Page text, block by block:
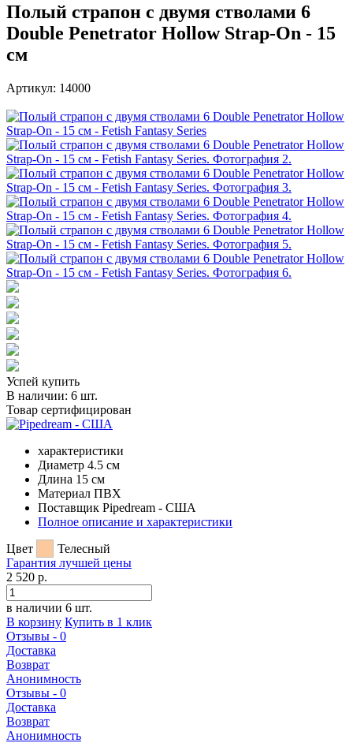
Полый страпон с двумя стволами 6
Double Penetrator Hollow Strap-On - 15
см
Артикул: 14000
Успей купить
В наличии: 6 шт.
Товар сертифицирован
характеристики
Диаметр 4.5 см
Длина 15 см
Материал ПВХ
Поставщик Pipedream - США
Полное описание и характеристики
Цвет
Телесный
Гарантия лучшей цены
2 520 р.
в наличии 6 шт.
В корзину Купить в 1 клик
Отзывы - 0
Доставка
Возврат
Анонимность
Отзывы - 0
Доставка
Возврат
Анонимность